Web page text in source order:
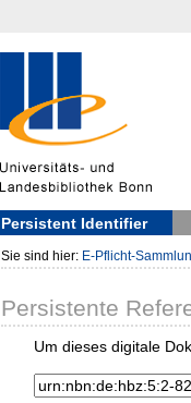
Persistent Identifier
Sie sind hier: E-Pflicht-
Persistente
Um dieses digitale